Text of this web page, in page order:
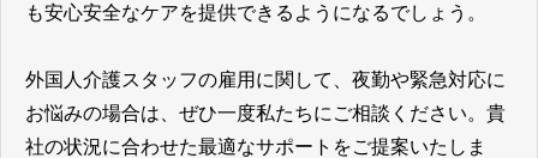
も安心安全なケアを提供できるようになるでしょう。
外国人介護スタッフの雇用に関して、夜勤や緊急対応に
お悩みの場合は、ぜひ一度私たちにご相談ください。貴
社の状況に合わせた最適なサポートをご提案いたしま